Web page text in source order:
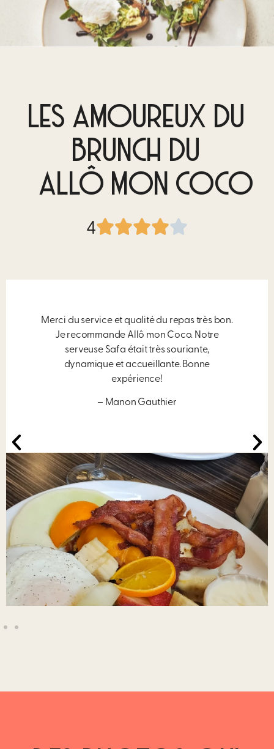
LES AMOUREUX DU
BRUNCH DU
ALLÔ MON COCO
4
Merci du service et qualité du repas très bon.
Je recommande Allô mon Coco. Notre
serveuse Safa était très souriante,
dynamique et accueillante. Bonne
expérience!
– Manon Gauthier